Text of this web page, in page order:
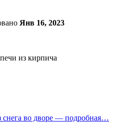
Янв 16, 2023
снега во дворе — подробная…